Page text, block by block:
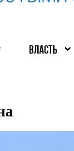
ВЛАСТЬ